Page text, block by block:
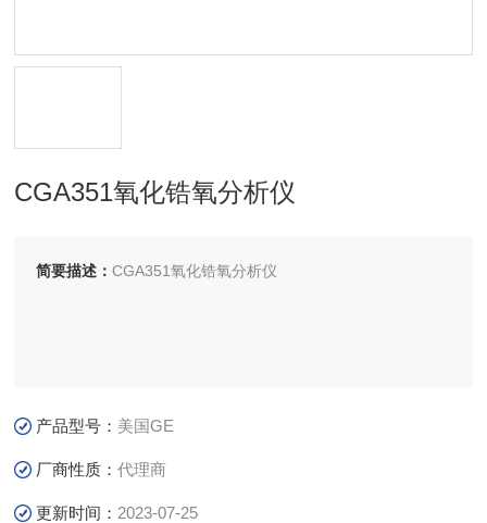
CGA351氧化锆氧分析仪
简要描述：CGA351氧化锆氧分析仪
产品型号： 美国GE
厂商性质：代理商
更新时间： 2023-07-25